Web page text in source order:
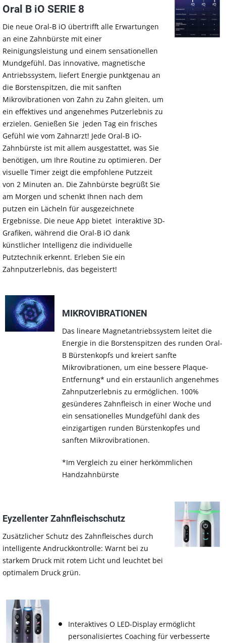
Oral B iO SERIE 8
Die neue Oral-B iO übertrifft alle Erwartungen
an eine Zahnbürste mit einer
Reinigungsleistung und einem sensationellen
Mundgefühl. Das innovative, magnetische
Antriebssystem, liefert Energie punktgenau an
die Borstenspitzen, die mit sanften
Mikrovibrationen von Zahn zu Zahn gleiten, um
ein effektives und angenehmes Putzerlebnis zu
erzielen. Genießen Sie jeden Tag ein frisches
Gefühl wie vom Zahnarzt! Jede Oral-B iO-
Zahnbürste ist mit allem ausgestattet, was Sie
benötigen, um Ihre Routine zu optimieren. Der
visuelle Timer zeigt die empfohlene Putzzeit
von 2 Minuten an. Die Zahnbürste begrüßt Sie
am Morgen und schenkt Ihnen nach dem
putzen ein Lächeln für ausgezeichnete
Ergebnisse. Die neue App bietet interaktive 3D-
Grafiken, während die Oral-B iO dank
künstlicher Intelligenz die individuelle
Putztechnik erkennt. Erleben Sie ein
Zahnputzerlebnis, das begeistert!
MIKROVIBRATIONEN
Das lineare Magnetantriebssystem leitet die
Energie in die Borstenspitzen des runden Oral-
B Bürstenkopfs und kreiert sanfte
Mikrovibrationen, um eine bessere Plaque-
Entfernung* und ein erstaunlich angenehmes
Zahnputzerlebnis zu ermöglichen. 100%
gesünderes Zahnfleisch in einer Woche und
ein sensationelles Mundgefühl dank des
einzigartigen runden Bürstenkopfes und
sanften Mikrovibrationen.
*Im Vergleich zu einer herkömmlichen
Handzahnbürste
Eyzellenter Zahnfleischschutz
Zusätzlicher Schutz des Zahnfleisches durch
intelligente Andruckkontrolle: Warnt bei zu
starkem Druck mit rotem Licht und leuchtet bei
optimalem Druck grün.
Interaktives O LED-Display ermöglicht
personalisiertes Coaching für verbesserte